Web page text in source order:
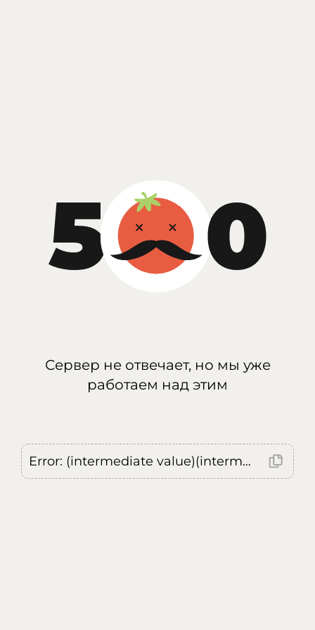
Сервер не отвечает, но мы уже
работаем над этим
Error: (intermediate value)(intermediate value)(intermediate value).replaceAll is not a function